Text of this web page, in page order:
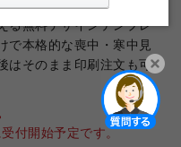
る無料デザインテンプレ
で本格的な喪中・寒中見
はそのまま印刷注文も可
付開始予定です。
時に消えますのでご開く